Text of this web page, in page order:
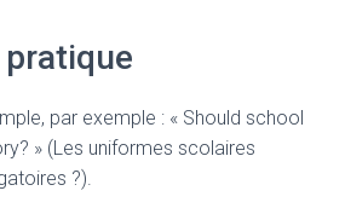
par exemple : « Should school
» (Les uniformes scolaires
?).